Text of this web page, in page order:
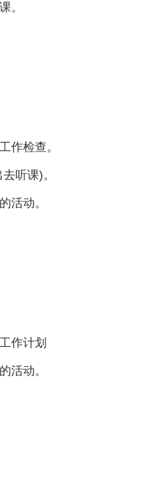
。
作检查。
听课)。
活动。
作计划
活动。